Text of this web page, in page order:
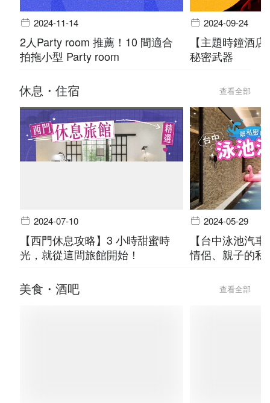
2024-11-14
2人Party room 推薦！10 間適合
拍拖小型 Party room
2024-09-24
【主題時鐘酒
秘密武器
休息・住宿 查看全部
2024-07-10
【西門休息攻略】3 小時甜蜜時
光，就從這間旅館開始！
2024-05-29
【台中泳池汽
情侶、親子的私
美食・酒吧 查看全部